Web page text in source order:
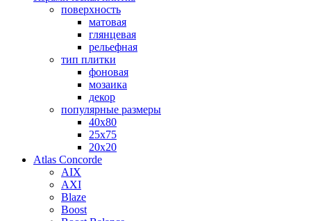
поверхность
матовая
глянцевая
рельефная
тип плитки
фоновая
мозаика
декор
популярные размеры
40х80
25х75
20х20
Atlas Concorde
AIX
AXI
Blaze
Boost